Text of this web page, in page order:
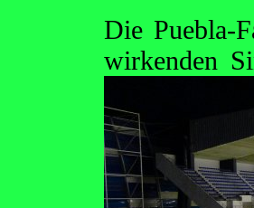
Die Puebla-
wirkenden